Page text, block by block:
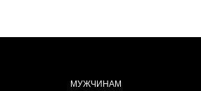
МУЖЧИНАМ